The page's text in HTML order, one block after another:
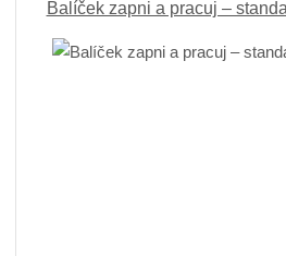
Balíček zapni a pracuj –